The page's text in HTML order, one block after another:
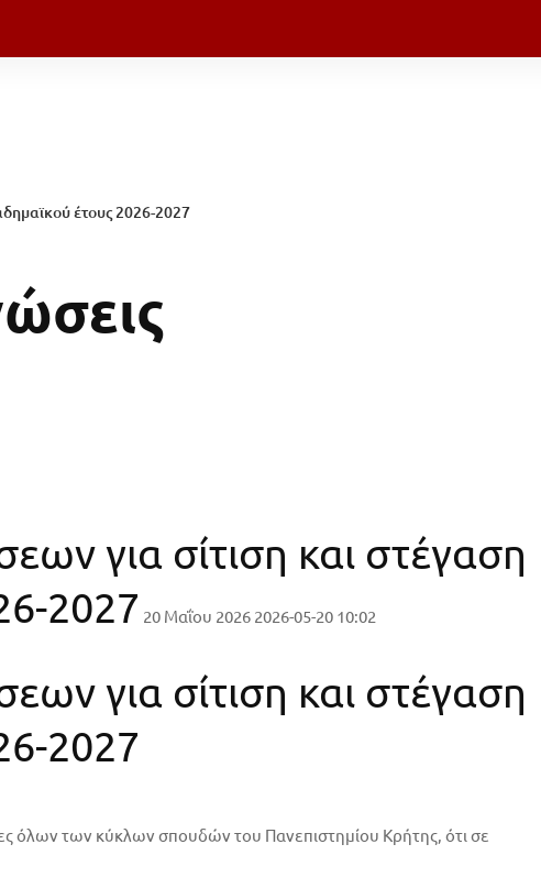
έτους 2026-2027
για σίτιση και στέγαση
2027 20 Μαΐου 2026 2026-05-20 10:02
για σίτιση και στέγαση
2027
όλων των κύκλων σπουδών του Πανεπιστημίου Κρήτης, ότι σε